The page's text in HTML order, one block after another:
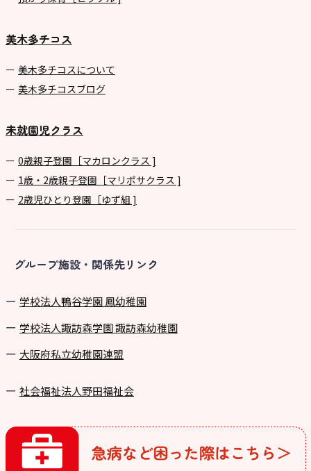
美木多チコス
美⽊多チコスについて
美⽊多チコスブログ
未就園児クラス
0歳親子登園［マカロンクラス ]
1歳・2歳親子登園［マリポサクラス ]
2歳児ひとり登園［ゆず組 ]
グループ施設・関係先リンク
学校法⼈鴨⾕学園 鳳幼稚園
学校法⼈諏訪森学園 諏訪森幼稚園
⼤阪府私⽴幼稚園連盟
社会福祉法人野田福祉会